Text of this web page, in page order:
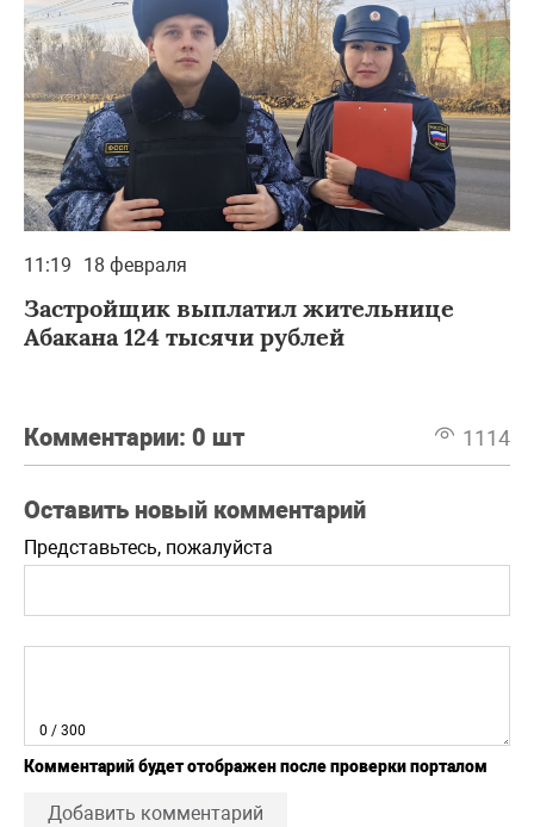
11:19 18 февраля
Застройщик выплатил жительнице
Абакана 124 тысячи рублей
Комментарии: 0 шт 1114
Оставить новый комментарий
Представьтесь, пожалуйста
0 / 300
Комментарий будет отображен после проверки порталом
Добавить комментарий